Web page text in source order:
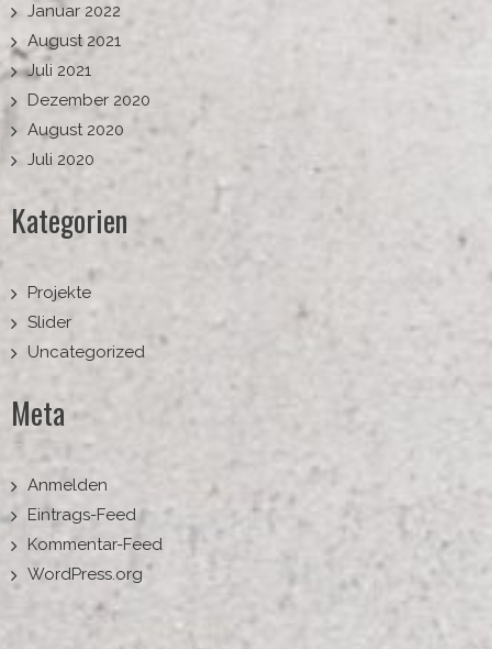
Januar 2022
August 2021
Juli 2021
Dezember 2020
August 2020
Juli 2020
Kategorien
Projekte
Slider
Uncategorized
Meta
Anmelden
Eintrags-Feed
Kommentar-Feed
WordPress.org